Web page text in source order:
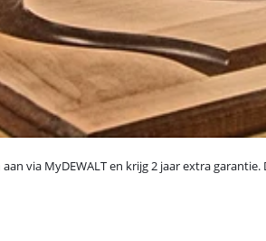
via MyDEWALT en krijg 2 jaar extra